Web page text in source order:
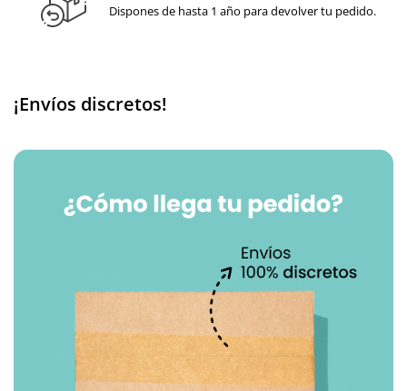
Dispones de hasta 1 año para devolver tu pedido.
¡Envíos discretos!